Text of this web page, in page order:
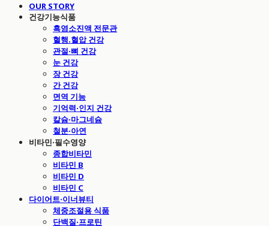
OUR STORY
건강기능식품
흑염소진액 전문관
혈행.혈압 건강
관절·뼈 건강
눈 건강
장 건강
간 건강
면역 기능
기억력·인지 건강
칼슘·마그네슘
철분·아연
비타민·필수영양
종합비타민
비타민 B
비타민 D
비타민 C
다이어트·이너뷰티
체중조절용 식품
단백질·프로틴